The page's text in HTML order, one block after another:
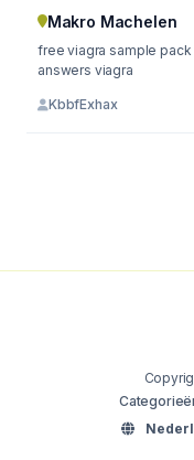
Makro Machelen
free viagra sample pack
answers viagra
KbbfExhax